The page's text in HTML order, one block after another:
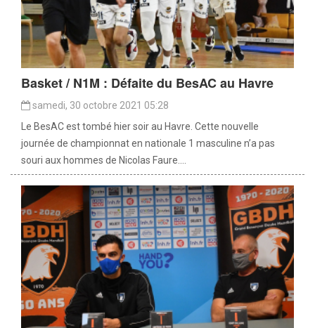
Basket / N1M : Défaite du BesAC au Havre
samedi, 30 octobre 2021 05:28
Le BesAC est tombé hier soir au Havre. Cette nouvelle
journée de championnat en nationale 1 masculine n’a pas
souri aux hommes de Nicolas Faure....